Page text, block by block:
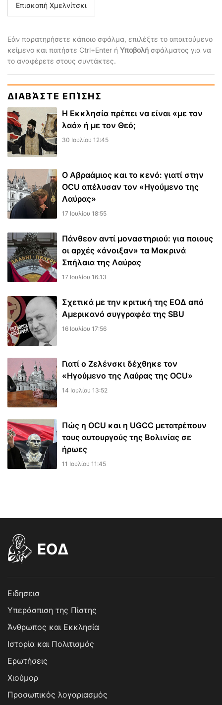
Επισκοπή Χμελνίτσκι
Εάν παρατηρήσετε κάποιο σφάλμα, επιλέξτε το απαιτούμενο
κείμενο και πατήστε Ctrl+Enter ή Υποβολή σφάλματος για να
το αναφέρετε στους συντάκτες.
ΔΙΑΒΆΣΤΕ ΕΠΊΣΗΣ
Η Εκκλησία πρέπει να είναι «με τον
λαό» ή με τον Θεό;
30 Ιουλίου 12:45
Ο Αβραάμιος και το κενό: γιατί στην
OCU απέλυσαν τον «Ηγούμενο της
Λαύρας»
17 Ιουλίου 18:55
Πάνθεον αντί μοναστηριού: για ποιους
οι αρχές «άνοιξαν» τα Μακρινά
Σπήλαια της Λαύρας
17 Ιουλίου 16:13
Σχετικά με την κριτική της ΕΟΔ από
Αμερικανό συγγραφέα της SBU
16 Ιουλίου 17:56
Γιατί ο Ζελένσκι δέχθηκε τον
«Ηγούμενο της Λαύρας της OCU»
14 Ιουλίου 13:52
Πώς η OCU και η UGCC μετατρέπουν
τους αυτουργούς της Βολινίας σε
ήρωες
11 Ιουλίου 11:45
EOΔ
Ειδησεισ
Υπεράσπιση της Πίστης
Άνθρωπος και Εκκλησία
Ιστορία και Πολιτισμός
Ερωτήσεις
Χιούμορ
Προσωπικός λογαριασμός